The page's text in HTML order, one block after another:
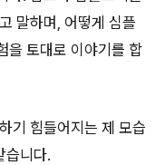
말하며, 어떻게 심플
을 토대로 이야기를 합
기 힘들어지는 제 모습
습니다.